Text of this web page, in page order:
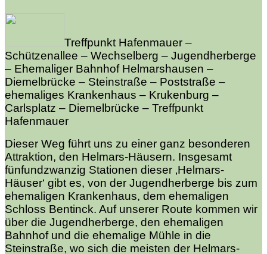
Treffpunkt Hafenmauer –
Schützenallee – Wechselberg – Jugendherberge
– Ehemaliger Bahnhof Helmarshausen –
Diemelbrücke – Steinstraße – Poststraße –
ehemaliges Krankenhaus – Krukenburg –
Carlsplatz – Diemelbrücke – Treffpunkt
Hafenmauer
Dieser Weg führt uns zu einer ganz besonderen
Attraktion, den Helmars-Häusern. Insgesamt
fünfundzwanzig Stationen dieser ‚Helmars-
Häuser‘ gibt es, von der Jugendherberge bis zum
ehemaligen Krankenhaus, dem ehemaligen
Schloss Bentinck. Auf unserer Route kommen wir
über die Jugendherberge, den ehemaligen
Bahnhof und die ehemalige Mühle in die
Steinstraße, wo sich die meisten der Helmars-